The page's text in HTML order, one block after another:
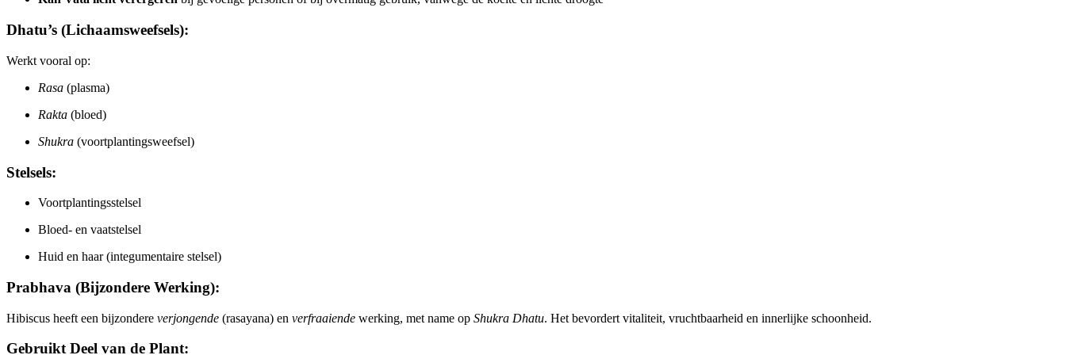
Dhatu’s (Lichaamsweefsels):
Werkt vooral op:
Rasa (plasma)
Rakta (bloed)
Shukra (voortplantingsweefsel)
Stelsels:
Voortplantingsstelsel
Bloed- en vaatstelsel
Huid en haar (integumentaire stelsel)
Prabhava (Bijzondere Werking):
Hibiscus heeft een bijzondere verjongende (rasayana) en verfraaiende werking, met name op Shukra Dhatu. Het bevordert vitaliteit, vruchtbaarheid en innerlijke schoonheid.
Gebruikt Deel van de Plant: